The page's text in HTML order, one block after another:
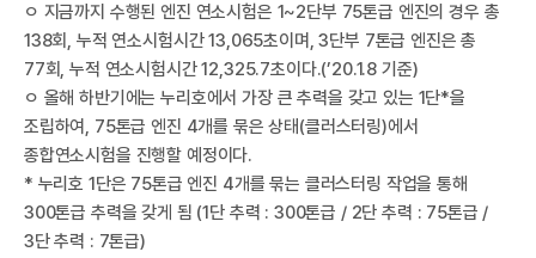
국
ㅇ 지금까지 수행된 엔진 연소시험은 1~2단부 75톤급 엔진의 경우 총
138회, 누적 연소시험시간 13,065초이며, 3단부 7톤급 엔진은 총
77회, 누적 연소시험시간 12,325.7초이다.(’20.1.8 기준)
ㅇ 올해 하반기에는 누리호에서 가장 큰 추력을 갖고 있는 1단*을
조립하여, 75톤급 엔진 4개를 묶은 상태(클러스터링)에서
종합연소시험을 진행할 예정이다.
* 누리호 1단은 75톤급 엔진 4개를 묶는 클러스터링 작업을 통해
300톤급 추력을 갖게 됨 (1단 추력 : 300톤급 / 2단 추력 : 75톤급 /
3단 추력 : 7톤급)